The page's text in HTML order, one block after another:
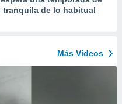
tranquila de lo habitual
Más Vídeos